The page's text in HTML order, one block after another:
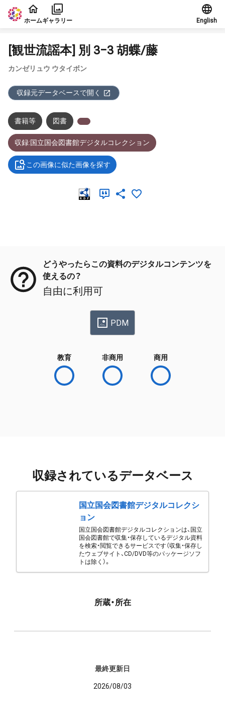
本文に飛ぶ
ホームギャラリー English
[観世流謡本] 別 3−3 胡蝶/藤
カンゼリュウ ウタイボン
収録元データベースで開く
書籍等 図書
収録:国立国会図書館デジタルコレクション
この画像に似た画像を探す
どうやったらこの資料のデジタルコンテンツを
使えるの？
自由に利用可
PDM
教育 非商用 商用
収録されているデータベース
国立国会図書館デジタルコレクシ
ョン
国立国会図書館デジタルコレクションは、国立
国会図書館で収集・保存しているデジタル資料
を検索・閲覧できるサービスです（収集・保存し
たウェブサイト、CD/DVD等のパッケージソフ
トは除く）。
所蔵・所在
最終更新日
2026/08/03